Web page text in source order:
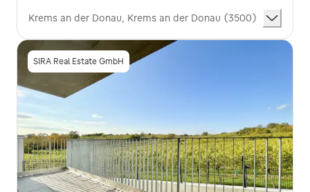
Krems an der Donau, Krems an der Donau (3500)
SIRA Real Estate GmbH